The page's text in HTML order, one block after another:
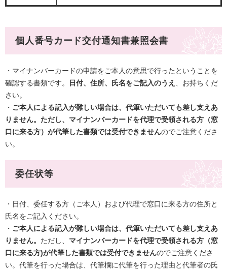
個人番号カード交付通知書兼照会書​
・マイナンバーカードの申請をご本人の意思で行ったということを
確認する書類です。
日付、住所、氏名をご記入のうえ
、お持ちくだ
さい。
・ ご本人による記入が難しい場合は、代筆いただいても差し支えあ
りません。ただし、マイナンバーカードを代理で受領される方（窓
口に来る方）が代筆した書類では受付できませんのでご注意くださ
い。​
委任状等
・日付、委任する方（ご本人）および代理で窓口に来る方の住所と
氏名をご記入ください。
・ ご本人による記入が難しい場合は、代筆いただいても差し支えあ
りません。 ただし、 マイナンバーカードを代理で受領される方（窓
口に来る方)が代筆した書類では受付できませんのでご注意くださ
い。代筆を行った場合は、代筆欄に代筆を行った理由と代筆者の氏